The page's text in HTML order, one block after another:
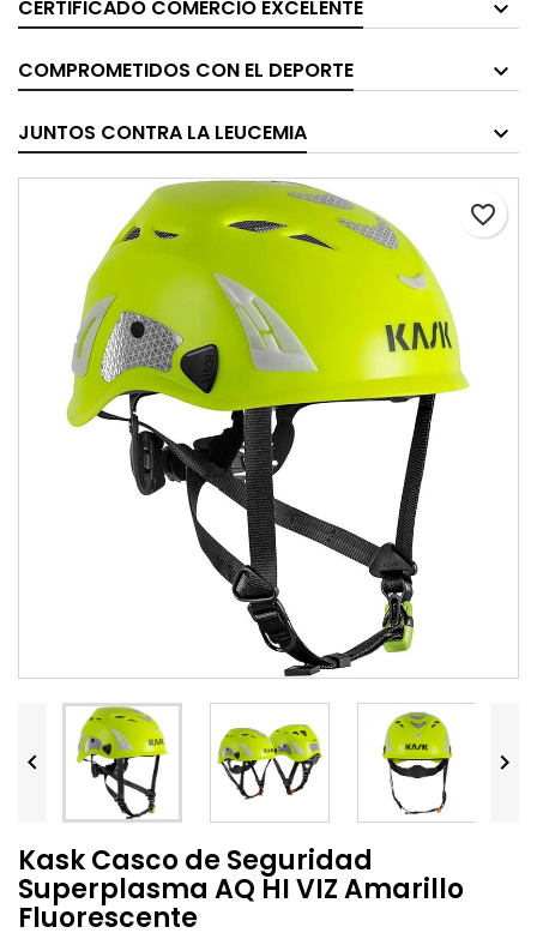
CERTIFICADO COMERCIO EXCELENTE
COMPROMETIDOS CON EL DEPORTE
JUNTOS CONTRA LA LEUCEMIA
favorite_border
 
Kask Casco de Seguridad
Superplasma AQ HI VIZ Amarillo
Fluorescente